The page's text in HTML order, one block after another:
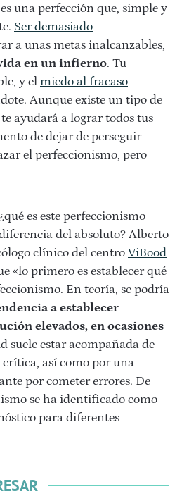
una perfección que, simple y
Ser demasiado
a unas metas inalcanzables,
en un infierno. Tu
y el miedo al fracaso
Aunque existe un tipo de
ayudará a lograr todos tus
de dejar de perseguir
el perfeccionismo, pero
es este perfeccionismo
del absoluto? Alberto
clínico del centro ViBood
«lo primero es establecer qué
En teoría, se podría
a establecer
elevados, en ocasiones
suele estar acompañada de
así como por una
por cometer errores. De
se ha identificado como
para diferentes